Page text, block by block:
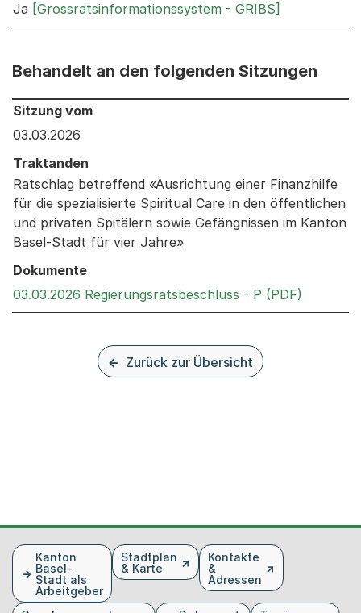
Ja [Grossratsinformationssystem - GRIBS]
Behandelt an den folgenden Sitzungen
Behandelt an den folgenden Sitzungen: Informationen
Sitzung vom
03.03.2026
Traktanden
Ratschlag betreffend «Ausrichtung einer Finanzhilfe
für die spezialisierte Spiritual Care in den öffentlichen
und privaten Spitälern sowie Gefängnissen im Kanton
Basel-Stadt für vier Jahre»
Dokumente
03.03.2026 Regierungsratsbeschluss - P (PDF)
Zurück zur Übersicht
FusszeileKanton
Basel-
Stadt als
Arbeitgeber
Stadtplan
& Karte
Kontakte
&
Adressen